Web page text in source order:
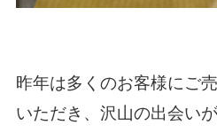
昨年は多くのお客様にご
いただき、沢山の出会い